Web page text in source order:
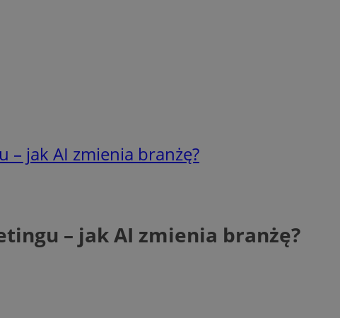
– jak AI zmienia branżę?
– jak AI zmienia branżę?